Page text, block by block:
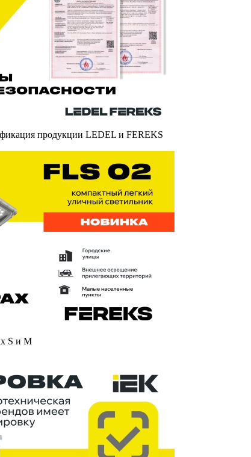
продукции LEDEL и FEREKS
S и M